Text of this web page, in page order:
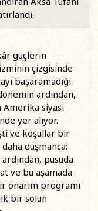
güçlerin
çizgisinde
başaramadığı
ardından,
Amerika siyasi
yer alıyor.
ve koşullar bir
düşmanca:
pusuda
ve bu aşamada
onarım programı
bir solun